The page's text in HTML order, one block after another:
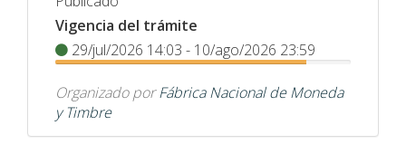
Vigencia del trámite
29/jul/2026 14:03 - 10/ago/2026 23:59
Organizado por Fábrica Nacional de Moneda
y Timbre